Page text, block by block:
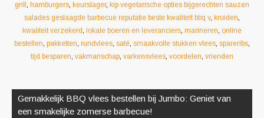
grill , hamburgers, keurslager, kip vegetarische opties bijgerechten sauzen
salades geslaagde barbecue reputatie beste kwaliteit bbq v, kruiden,
kwaliteit verzekerd, lokale boeren en leveranciers, marineren, online
bestellen, pakketten, rundvlees, saté, smaakvolle stukken vlees, spareribs,
tijd besparen, vakmanschap, varkensvlees, voordelen, vrienden
Gemakkelijk BBQ vlees bestellen bij Jumbo: Geniet van
een smakelijke zomerse barbecue!